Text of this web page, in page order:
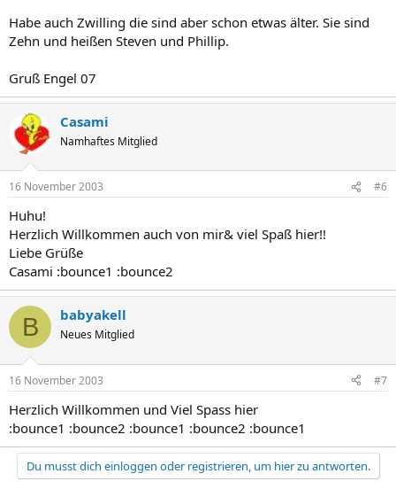
Habe auch Zwilling die sind aber schon etwas älter. Sie sind
Zehn und heißen Steven und Phillip.
Gruß Engel 07
Casami
Namhaftes Mitglied
16 November 2003 #6
Huhu!
Herzlich Willkommen auch von mir& viel Spaß hier!!
Liebe Grüße
Casami :bounce1 :bounce2
B babyakell
Neues Mitglied
16 November 2003 #7
Herzlich Willkommen und Viel Spass hier
:bounce1 :bounce2 :bounce1 :bounce2 :bounce1
Du musst dich einloggen oder registrieren, um hier zu antworten.